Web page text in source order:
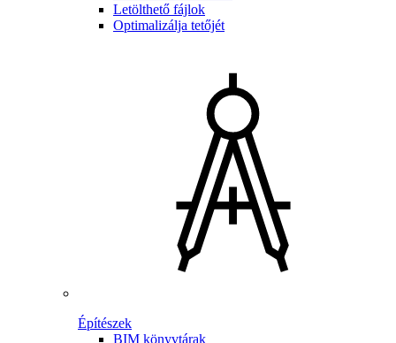
Letölthető fájlok
Optimalizálja tetőjét
Építészek
BIM könyvtárak